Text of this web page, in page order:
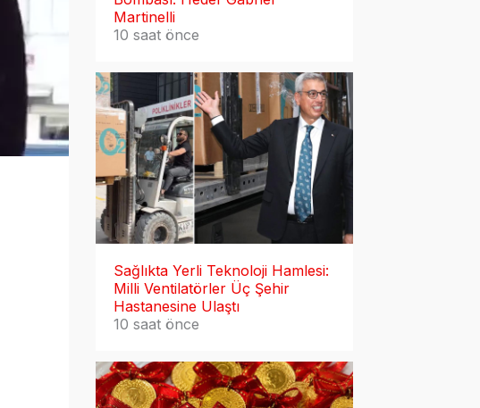
Martinelli
10 saat önce
Sağlıkta Yerli Teknoloji Hamlesi:
Milli Ventilatörler Üç Şehir
Hastanesine Ulaştı
10 saat önce